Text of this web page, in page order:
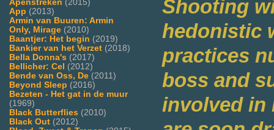
Apenstreken (2015)
App (2013)
Armin van Buuren: Armin
Only, Mirage (2010)
Baantjer: Het begin (2019)
Bankier van het Verzet (2018)
Bella Donna's (2017)
Bellicher: Cel (2012)
Bende van Oss, De (2011)
Beyond Sleep (2016)
Bezeten - Het gat in de muur
(1969)
Black Butterflies (2010)
Black Out (2012)
Shooting
hedonistic
practices
boss and
involved in